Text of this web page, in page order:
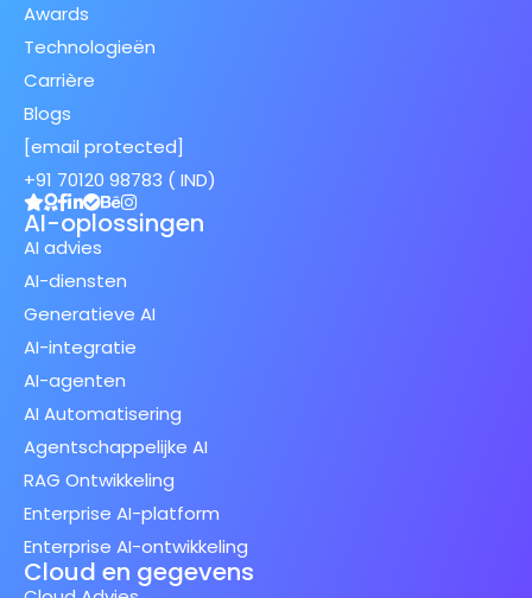
Awards
Technologieën
Carrière
Blogs
[email protected]
+91 70120 98783 ( IND)
AI-oplossingen
AI advies
AI-diensten
Generatieve AI
AI-integratie
AI-agenten
AI Automatisering
Agentschappelijke AI
RAG Ontwikkeling
Enterprise AI-platform
Enterprise AI-ontwikkeling
Cloud en gegevens